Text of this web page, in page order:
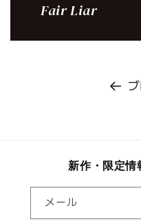
Fair Liar
新作・限定情
メール